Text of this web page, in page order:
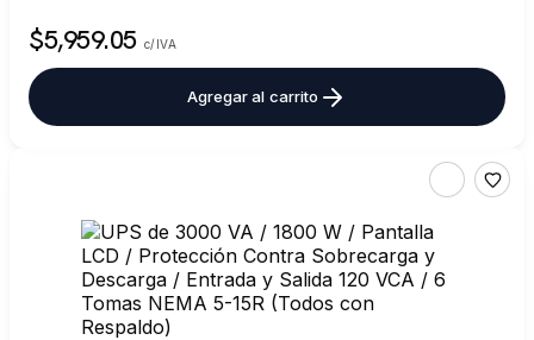
$5,959.05 c/IVA
Agregar al carrito